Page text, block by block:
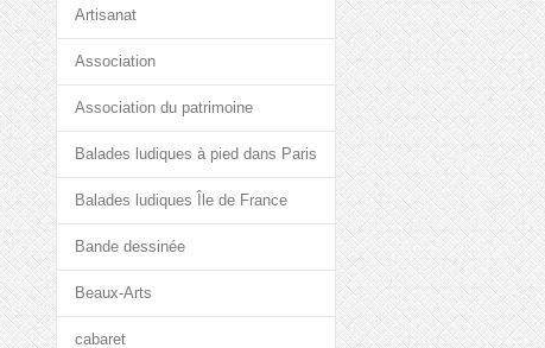
Artisanat
Association
Association du patrimoine
Balades ludiques à pied dans Paris
Balades ludiques Île de France
Bande dessinée
Beaux-Arts
cabaret